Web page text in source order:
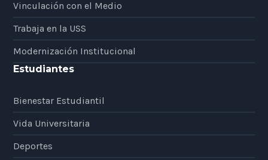
Vinculación con el Medio
Trabaja en la USS
Modernización Institucional
Estudiantes
Bienestar Estudiantil
Vida Universitaria
Deportes